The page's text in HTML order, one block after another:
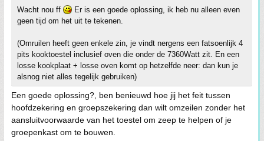
Wacht nou ff
Er is een goede oplossing, ik heb nu alleen even
geen tijd om het uit te tekenen.
(Omruilen heeft geen enkele zin, je vindt nergens een fatsoenlijk 4
pits kooktoestel inclusief oven die onder de 7360Watt zit. En een
losse kookplaat + losse oven komt op hetzelfde neer: dan kun je
alsnog niet alles tegelijk gebruiken)
Een goede oplossing?, ben benieuwd hoe jij het feit tussen
hoofdzekering en groepszekering dan wilt omzeilen zonder het
aansluitvoorwaarde van het toestel om zeep te helpen of je
groepenkast om te bouwen.